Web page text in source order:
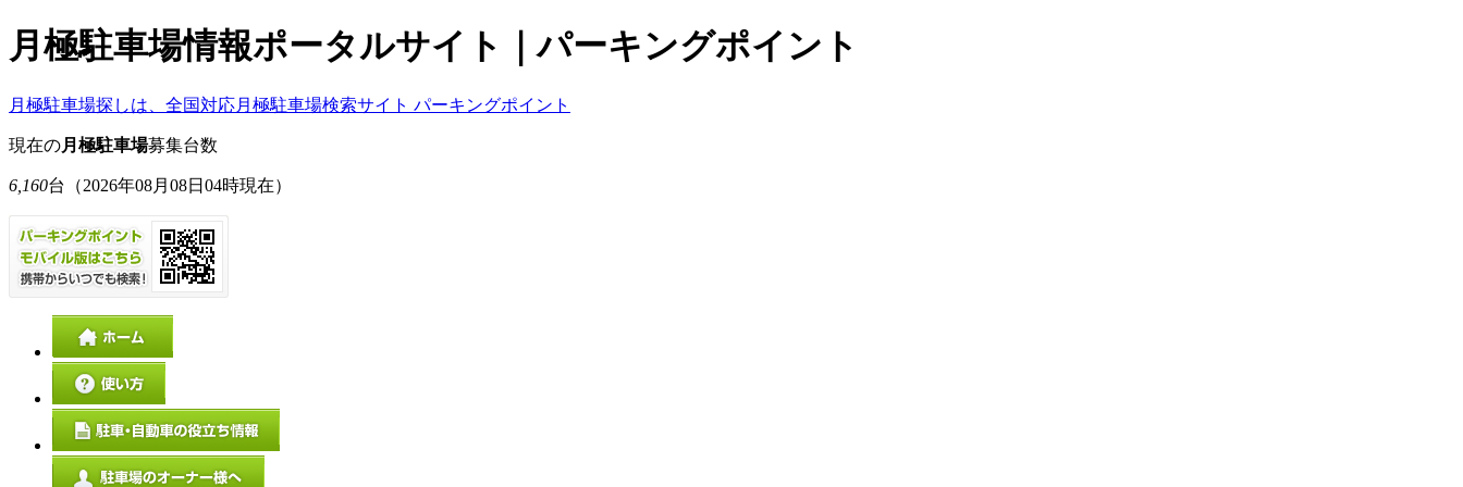
月極駐車場情報ポータルサイト｜パーキングポイント
月極駐車場探しは、全国対応月極駐車場検索サイト パーキングポイント
現在の月極駐車場募集台数
6,160台 （2026年08月08日04時現在）